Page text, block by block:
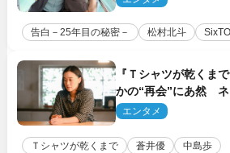
告白－25年目の秘密－ 松村北斗
『Ｔシャツが乾くま
かの“再会”にあ然 ネ
した!!」「今さら?!」
エンタメ
Ｔシャツが乾くまで 蒼井優 中島歩